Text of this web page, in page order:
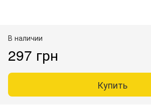
В наличии
297 грн
Купить